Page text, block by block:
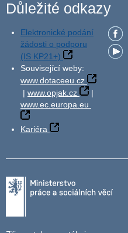
Důležité odkazy
Elektronické podání
žádosti o podporu
(IS KP21+)
Související weby:
www.dotaceeu.cz
| www.opjak.cz
|
www.ec.europa.eu
Kariéra